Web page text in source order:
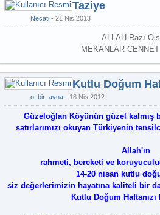
Taziye
Necati 21 Nis 2013
ALLAH Razı
MEKANLAR
Kutlu Doğum
o_bir_ayna 18 Nis 2012
Güzeloğlan Köyünün güzel kalmış
satırlarımızı okuyan Türkiyenin
Allah'ın
rahmeti, bereketi ve
14-20 nisan kutlu
siz değerlerimizin hayatına kaliteli bir
Kutlu Doğum